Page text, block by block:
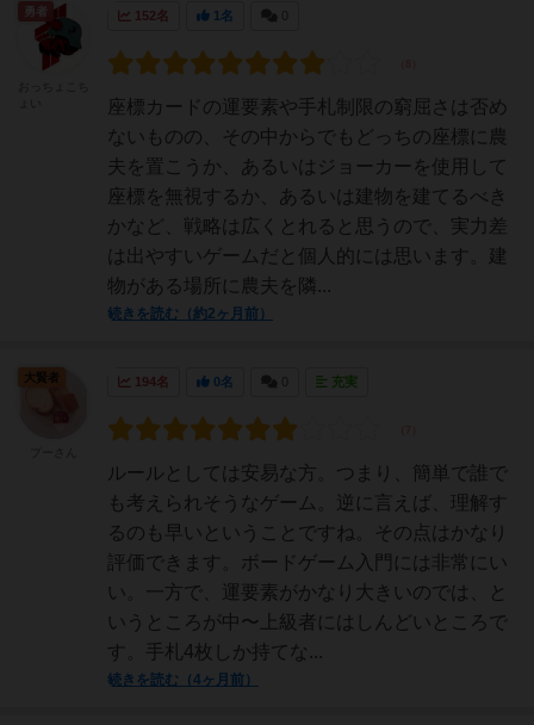
152名 1名
座標カードの運要素や手札制限の窮屈さは否め
ないものの、その中からでもどっちの座標に農
夫を置こうか、あるいはジョーカーを使用して
座標を無視するか、あるいは建物を建てるべき
かなど、戦略は広くとれると思うので、実力差
は出やすいゲームだと個人的には思います。建
物がある場所に農夫を隣...
続きを読む（約2ヶ月前）
勇者
194名 0名 充実
ルールとしては安易な方。つまり、簡単で誰で
も考えられそうなゲーム。逆に言えば、理解す
るのも早いということですね。その点はかなり
評価できます。ボードゲーム入門には非常にい
い。一方で、運要素がかなり大きいのでは、と
いうところが中〜上級者にはしんどいところで
す。手札4枚しか持てな...
続きを読む（4ヶ月前）
大賢者